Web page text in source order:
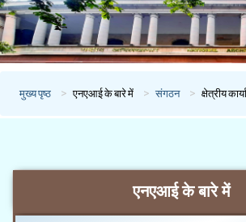
मुख्य पृष्ठ एनएआई के बारे में संगठन क्षेत्रीय
एनएआई के बारे में